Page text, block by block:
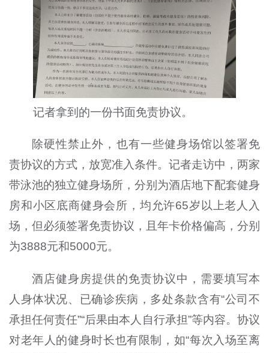
记者拿到的一份书面免责协议。
除硬性禁止外，也有一些健身场馆以签署免
责协议的方式，放宽准入条件。记者走访中，两家
带泳池的独立健身场所，分别为酒店地下配套健身
房和小区底商健身会所，均允许65岁以上老人入
场，但必须签署免责协议，且年卡价格偏高，分别
为3888元和5000元。
酒店健身房提供的免责协议中，需要填写本
人身体状况、已确诊疾病，多处条款含有“公司不
承担任何责任”“后果由本人自行承担”等内容。协议
对老年人的健身时长也有限制，如“每次入场至离